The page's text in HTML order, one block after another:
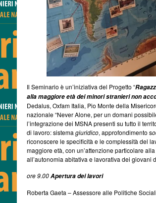
Il Seminario è un’iniziativa del Progetto “
alla maggiore età dei minori stranieri non
Dedalus, Oxfam Italia, Pio Monte della
nazionale “Never Alone, per un domani
l’integrazione dei MSNA presenti su tutto il
di lavoro: sistema giuridico, approfondimento s
riconoscere le specificità e le complessità del
maggiore età, con un’attenzione particolare
all’autonomia abitativa e lavorativa dei giovani
ore 9.00Apertura dei lavori
Roberta Gaeta – Assessore alle Politiche